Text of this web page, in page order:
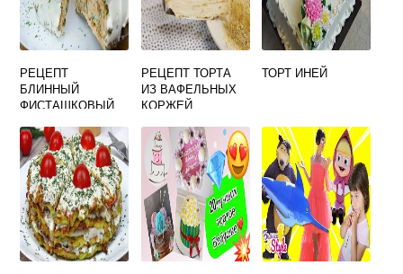
РЕЦЕПТ
БЛИННЫЙ
ФИСТАШКОВЫЙ
РЕЦЕПТ ТОРТА
ИЗ ВАФЕЛЬНЫХ
КОРЖЕЙ
СМЕТАНОЙ
ТОРТ ИНЕЙ